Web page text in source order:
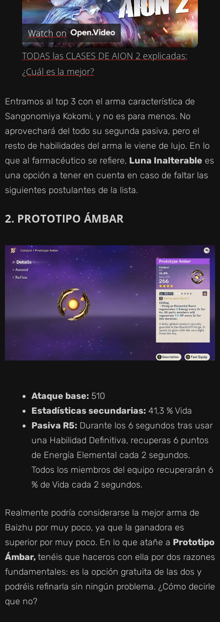
P
L
Y
V
I
D
E
O
Watch on
TODAS las CLASES DE AION 2 explicadas:
¿Cuál es la mejor?
Entramos al top 3 con el arma característica de
Sangonomiya Kokomi, y no es para menos. No
aprovechará del todo su segunda pasiva, pero el
resto de habilidades del arma le viene de lujo. En lo
que al farmacéutico se refiere, Luna Inalterable es
una opción a tener en cuenta en caso de faltar las
siguientes postulantes de la lista.
2. PROTOTIPO ÁMBAR
Ataque base: 510
Estadísticas secundarias: 41,3 % Vida
Pasiva R5: Durante los 6 segundos tras usar
una Habilidad Definitiva, recuperas 6 puntos
de Energía Elemental cada 2 segundos.
Todos los miembros del equipo recuperarán 6
% de Vida cada 2 segundos.
Realmente podría considerarse la mejor arma de
Baizhu por muy poco, ya que la ganadora es
superior por muy poco. En lo que atañe a Prototipo
Ámbar,tenéis que haceros con ella por dos razones
fundamentales: es la opción gratuita de las dos y
podréis refinarla sin ningún problema. ¿Cómo decirle
que no?